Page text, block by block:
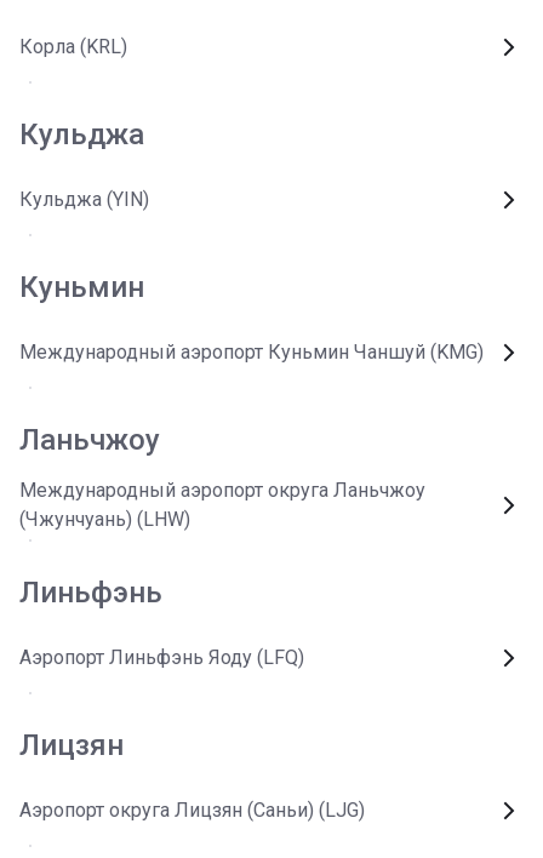
Корла (KRL)
Кульджа
Кульджа (YIN)
Куньмин
Международный аэропорт Куньмин Чаншуй (KMG)
Ланьчжоу
Международный аэропорт округа Ланьчжоу
(Чжунчуань) (LHW)
Линьфэнь
Аэропорт Линьфэнь Яоду (LFQ)
Лицзян
Аэропорт округа Лицзян (Саньи) (LJG)